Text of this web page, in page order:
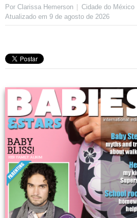
Por Clarissa Hemerson
Cidade do México
Atualizado em 9 de agosto de 2026